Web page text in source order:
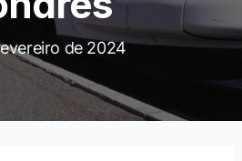
de 2024